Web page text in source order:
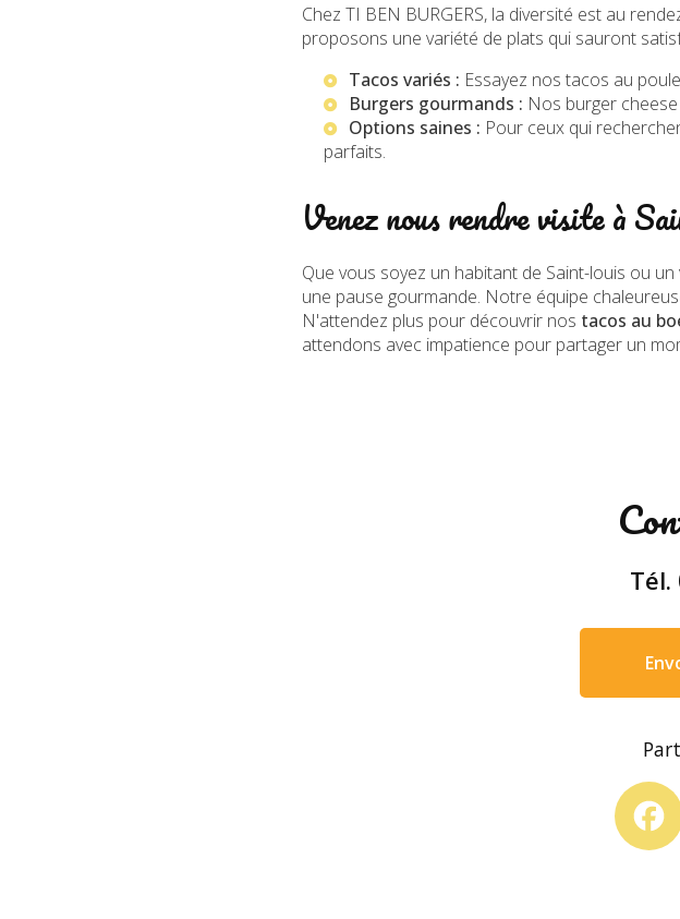
Chez TI BEN BURGERS, la diversité est au
proposons une variété de plats qui sauront
Tacos variés : Essayez nos tacos au
Burgers gourmands : Nos burger
Options saines : Pour ceux qui
parfaits.
Venez nous rendre visite à
Que vous soyez un habitant de Saint-louis ou
une pause gourmande. Notre équipe
N'attendez plus pour découvrir nos tacos au
attendons avec impatience pour partager un
Tél.